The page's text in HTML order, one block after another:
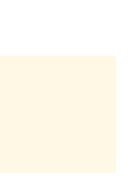
スポーツ＆メディ